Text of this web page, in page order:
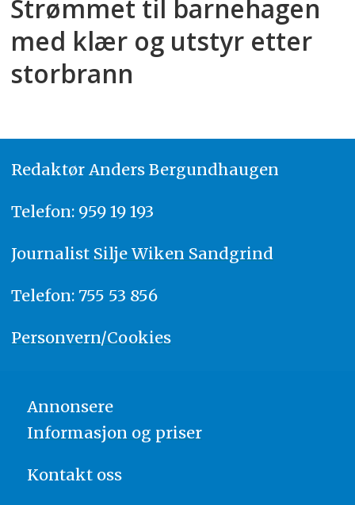
Strømmet til barnehagen
med klær og utstyr etter
storbrann
Redaktør Anders Bergundhaugen
Telefon: 959 19 193
Journalist Silje Wiken Sandgrind
Telefon: 755 53 856
Personvern/Cookies
Annonsere
Informasjon og priser
Kontakt oss